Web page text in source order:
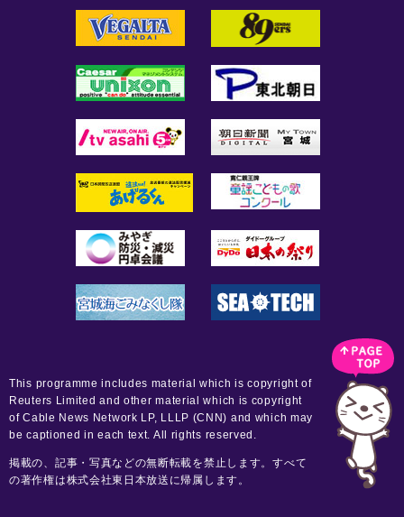
This programme includes material which is copyright of
Reuters Limited and other material which is copyright
of Cable News Network LP, LLLP (CNN) and which may
be captioned in each text. All rights reserved.
掲載の、記事・写真などの無断転載を禁止します。すべて
の著作権は株式会社東日本放送に帰属します。